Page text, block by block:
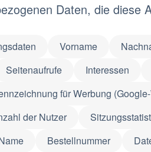
Daten, die diese
Vorname
Seitenaufrufe Interessen
für Werbung
der Nutzer
Bestellnummer